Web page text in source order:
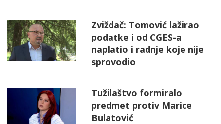
Zviždač: Tomović lažirao
podatke i od CGES-a
naplatio i radnje koje nije
sprovodio
Tužilaštvo formiralo
predmet protiv Marice
Bulatović